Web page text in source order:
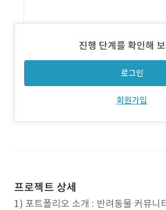
진행 단계를 확인해
로그인
회원가입
프로젝트 상세
1) 포트폴리오 소개 : 반려동물 커뮤니